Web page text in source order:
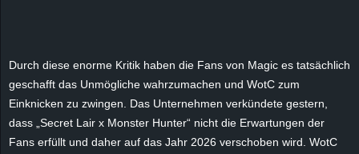
Durch diese enorme Kritik haben die Fans von Magic es tatsächlich
geschafft das Unmögliche wahrzumachen und WotC zum
Einknicken zu zwingen. Das Unternehmen verkündete gestern,
dass „Secret Lair x Monster Hunter“ nicht die Erwartungen der
Fans erfüllt und daher auf das Jahr 2026 verschoben wird. WotC